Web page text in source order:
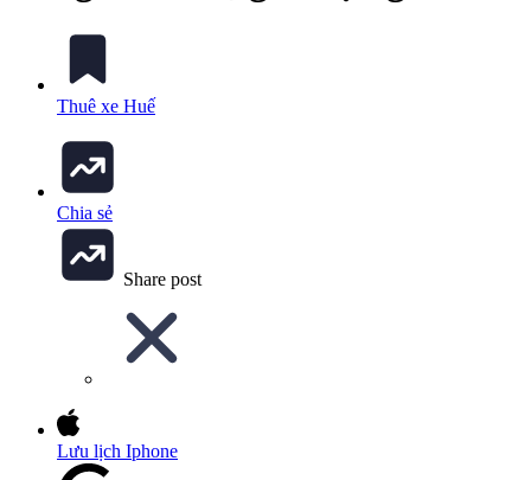
Thuê xe Huế
Chia sẻ
Share post
Lưu lịch Iphone